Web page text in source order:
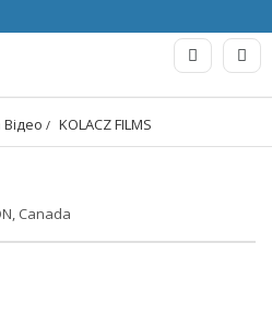
KOLACZ FILMS
Canada